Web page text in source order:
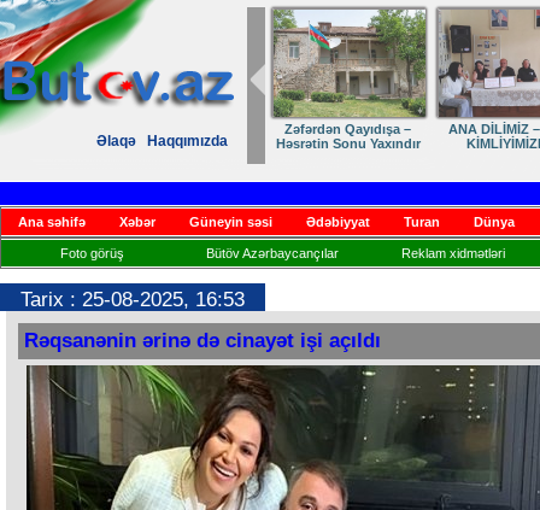
Əlaqə Haqqımızda
Zəfərdən Qayıdışa –
Həsrətin Sonu Yaxındır
ANA DİLİMİZ
Ana səhifə Xəbər Güneyin səsi Ədəbiyyat Turan Dünya
Foto görüş Bütöv Azərbaycançılar Reklam xidmətləri
Tarix : 25-08-2025, 16:53
Rəqsanənin ərinə də cinayət işi açıldı